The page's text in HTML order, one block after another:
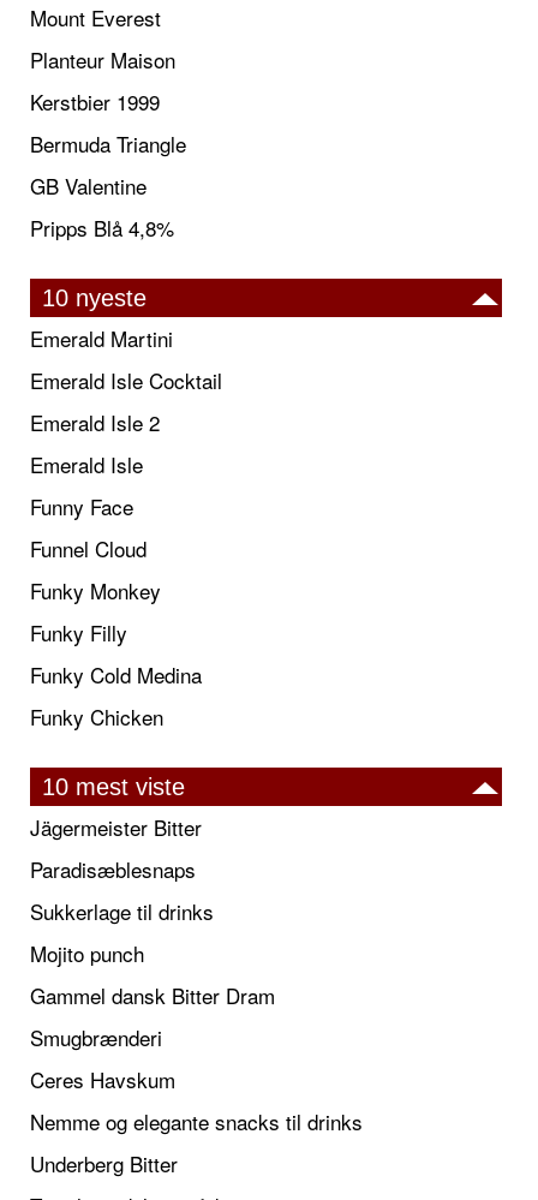
Mount Everest
Planteur Maison
Kerstbier 1999
Bermuda Triangle
GB Valentine
Pripps Blå 4,8%
10 nyeste
Emerald Martini
Emerald Isle Cocktail
Emerald Isle 2
Emerald Isle
Funny Face
Funnel Cloud
Funky Monkey
Funky Filly
Funky Cold Medina
Funky Chicken
10 mest viste
Jägermeister Bitter
Paradisæblesnaps
Sukkerlage til drinks
Mojito punch
Gammel dansk Bitter Dram
Smugbrænderi
Ceres Havskum
Nemme og elegante snacks til drinks
Underberg Bitter